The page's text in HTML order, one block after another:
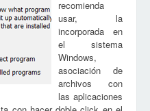
recomienda
usar, la
incorporada en
el sistema
Windows,
asociación de
archivos con
las aplicaciones